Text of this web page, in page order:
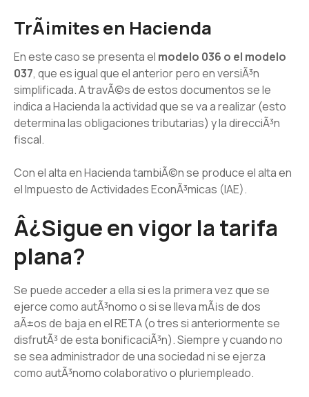
TrÃ¡mites en Hacienda
En este caso se presenta el modelo 036 o el modelo
037, que es igual que el anterior pero en versiÃ³n
simplificada. A travÃ©s de estos documentos se le
indica a Hacienda la actividad que se va a realizar (esto
determina las obligaciones tributarias) y la direcciÃ³n
fiscal.
Con el alta en Hacienda tambiÃ©n se produce el alta en
el Impuesto de Actividades EconÃ³micas (IAE).
Â¿Sigue en vigor la tarifa
plana?
Se puede acceder a ella si es la primera vez que se
ejerce como autÃ³nomo o si se lleva mÃ¡s de dos
aÃ±os de baja en el RETA (o tres si anteriormente se
disfrutÃ³ de esta bonificaciÃ³n). Siempre y cuando no
se sea administrador de una sociedad ni se ejerza
como autÃ³nomo colaborativo o pluriempleado.